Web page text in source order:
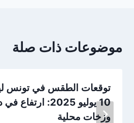
موضوعات ذات صلة
توقعات الطقس في تونس
10 يوليو 2025:
وزخات محلية